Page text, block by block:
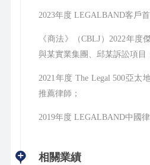
2023年度 LEGALBAND客戶
《商法》（CBLJ）2022年
與某實業集團、邱某訴訟項目
2021年度 The Legal 500亞太
推薦律師；
2019年度 LEGALBAND中國律
相關業績